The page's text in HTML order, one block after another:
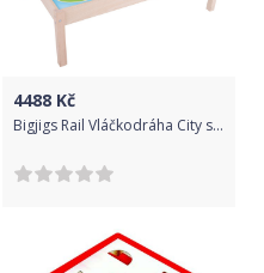
4488 Kč
Bigjigs Rail Vláčkodráha City se stolem